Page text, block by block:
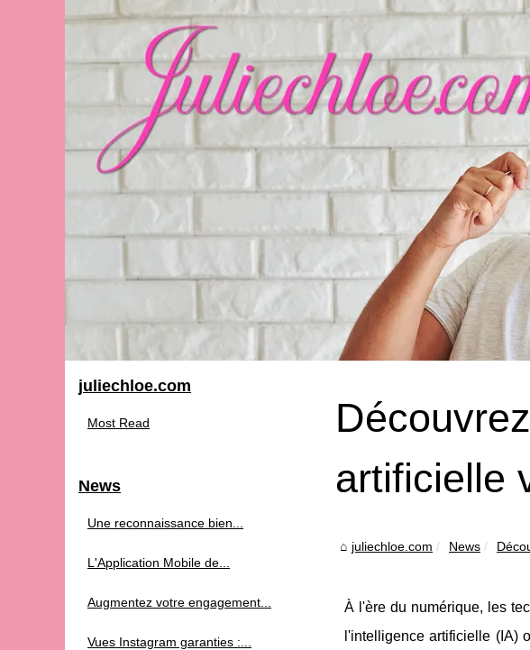
artificielle
juliechloe.com News
À l'ère du numérique, les
l'intelligence artificielle (IA)
juliechloe.com
Most Read
News
Une reconnaissance bien...
L'Application Mobile de...
Augmentez votre engagement...
Vues Instagram garanties :...